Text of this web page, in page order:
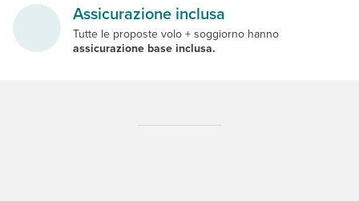
Assicurazione inclusa
Tutte le proposte volo + soggiorno hanno
assicurazione base inclusa.